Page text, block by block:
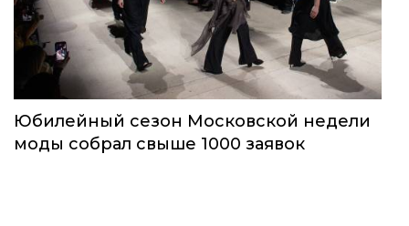
Юбилейный сезон Московской недели
моды собрал свыше 1000 заявок